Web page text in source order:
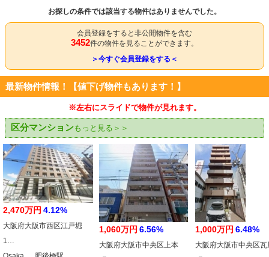
お探しの条件では該当する物件はありませんでした。
会員登録をすると非公開物件を含む
3452件の物件を見ることができます。
＞今すぐ会員登録をする＜
最新物件情報！【値下げ物件もあります！】
※左右にスライドで物件が見れます。
区分マンションもっと見る＞＞
2,470万円 4.12%
大阪府大阪市西区江戸堀
1…
1,060万円 6.56%
大阪府大阪市中央区上本
1,000万円 6.48%
大阪府大阪市中央区瓦